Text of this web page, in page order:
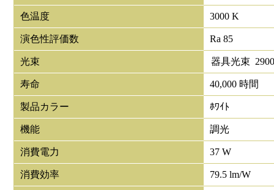
色温度 3000 K
演色性評価数 Ra 85
光束 器具光束
寿命 40,000 時間
製品カラー ﾎﾜｲﾄ
機能 調光
消費電力 37 W
消費効率 79.5 lm/W